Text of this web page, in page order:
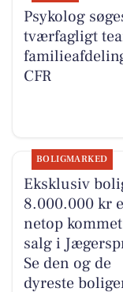
Psykolog
tværfagligt
CFR
BOLIGMARKED
Eksklusiv
8.000.000 kr
netop
salg i
Se den og de
dyreste